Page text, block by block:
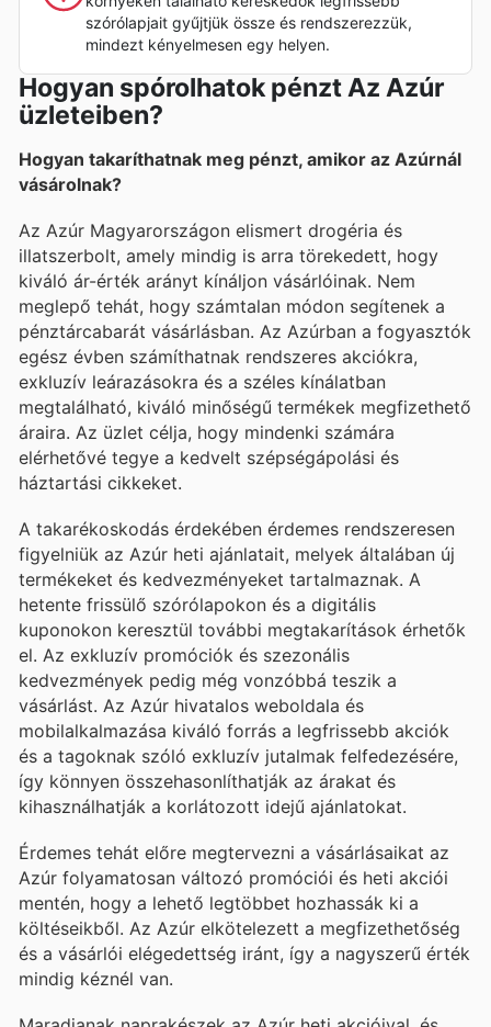
szórólapjait gyűjtjük össze és rendszerezzük,
mindezt kényelmesen egy helyen.
Hogyan spórolhatok pénzt Az Azúr
üzleteiben?
Hogyan takaríthatnak meg pénzt, amikor az Azúrnál
vásárolnak?
Az Azúr Magyarországon elismert drogéria és
illatszerbolt, amely mindig is arra törekedett, hogy
kiváló ár-érték arányt kínáljon vásárlóinak. Nem
meglepő tehát, hogy számtalan módon segítenek a
pénztárcabarát vásárlásban. Az Azúrban a fogyasztók
egész évben számíthatnak rendszeres akciókra,
exkluzív leárazásokra és a széles kínálatban
megtalálható, kiváló minőségű termékek megfizethető
áraira. Az üzlet célja, hogy mindenki számára
elérhetővé tegye a kedvelt szépségápolási és
háztartási cikkeket.
A takarékoskodás érdekében érdemes rendszeresen
figyelniük az Azúr heti ajánlatait, melyek általában új
termékeket és kedvezményeket tartalmaznak. A
hetente frissülő szórólapokon és a digitális
kuponokon keresztül további megtakarítások érhetők
el. Az exkluzív promóciók és szezonális
kedvezmények pedig még vonzóbbá teszik a
vásárlást. Az Azúr hivatalos weboldala és
mobilalkalmazása kiváló forrás a legfrissebb akciók
és a tagoknak szóló exkluzív jutalmak felfedezésére,
így könnyen összehasonlíthatják az árakat és
kihasználhatják a korlátozott idejű ajánlatokat.
Érdemes tehát előre megtervezni a vásárlásaikat az
Azúr folyamatosan változó promóciói és heti akciói
mentén, hogy a lehető legtöbbet hozhassák ki a
költéseikből. Az Azúr elkötelezett a megfizethetőség
és a vásárlói elégedettség iránt, így a nagyszerű érték
mindig kéznél van.